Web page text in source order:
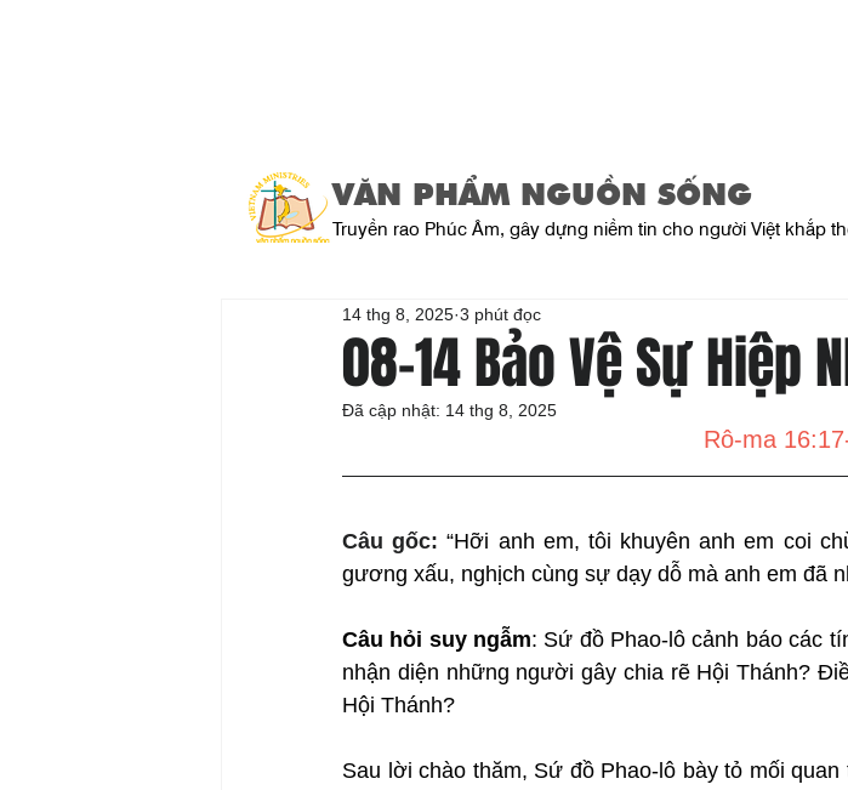
VĂN PHẨM NGUỒN SỐNG
Truyền rao Phúc Âm, gây dựng niềm tin cho người Việt khắp
08-14 Bảo Vệ Sự Hiệp
14 thg 8, 2025 3 phút đọc
Đã cập nhật: 14 thg 8, 2025
Rô-ma
Câu gốc: “Hỡi anh em, tôi khuyên anh em coi
gương xấu, nghịch cùng sự dạy dỗ mà anh em đã
Câu hỏi suy ngẫm: Sứ đồ Phao-lô cảnh báo các
nhận diện những người gây chia rẽ Hội Thánh?
Hội Thánh?
Sau lời chào thăm, Sứ đồ Phao-lô bày tỏ mối